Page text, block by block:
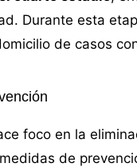
Durante esta
de casos
foco en la
de